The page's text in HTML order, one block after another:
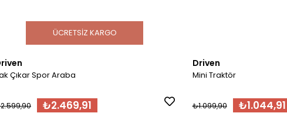
Çıkar Spor Araba
₺2.469,91
ÜCRETSIZ KARGO
Driven
Mini Traktör
₺1.044,91
₺1.099,90